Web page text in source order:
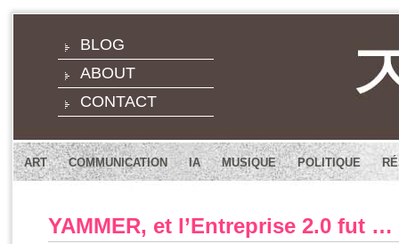
BLOG
ABOUT
CONTACT
ART COMMUNICATION IA MUSIQUE POLITIQUE
YAMMER, et l’Entreprise 2.0 fut …